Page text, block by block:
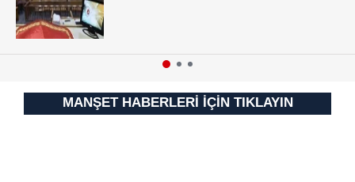
toplumu hizmetlerinin sunulması amacıyla
kullanılmaktadır. Diğer çerezler, sitemizin daha işlevsel
reklam/pazarlama faaliyetlerinin yapılması, amaçlarıyla
MANŞET HABERLERİ İÇİN TIKLAYIN